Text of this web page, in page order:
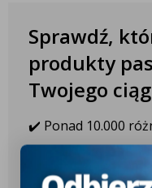
Sprawdź,
produkty
Twojego
✔️ Ponad 10.000
ciągników